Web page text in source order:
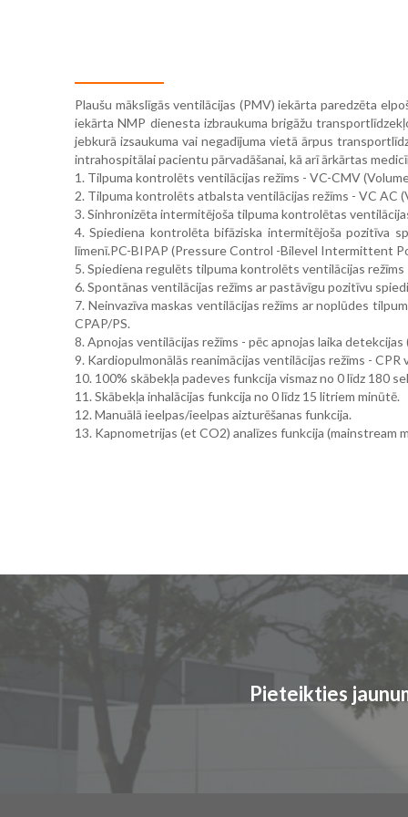
Plaušu mākslīgās ventilācijas (PMV) iekārta paredzēta
iekārta NMP dienesta izbraukuma brigāžu
jebkurā izsaukuma vai negadījuma vietā ārpus
intrahospitālai pacientu pārvadāšanai, kā arī ārkārtas
1. Tilpuma kontrolēts ventilācijas režīms - VC-CMV
2. Tilpuma kontrolēts atbalsta ventilācijas režīms - VC
3. Sinhronizēta intermitējoša tilpuma kontrolētas
4. Spiediena kontrolēta bifāziska intermitējoša pozitīva
līmenī.PC-BIPAP (Pressure Control -Bilevel Intermittent
5. Spiediena regulēts tilpuma kontrolēts ventilācijas
6. Spontānas ventilācijas režīms ar pastāvīgu pozitīvu
7. Neinvazīva maskas ventilācijas režīms ar noplūdes
CPAP/PS.
8. Apnojas ventilācijas režīms - pēc apnojas laika
9. Kardiopulmonālās reanimācijas ventilācijas režīms - CPR
10. 100% skābekļa padeves funkcija vismaz no 0 līdz 180
11. Skābekļa inhalācijas funkcija no 0 līdz 15 litriem minūtē.
12. Manuālā ieelpas/ieelpas aizturēšanas funkcija.
13. Kapnometrijas (et CO2) analīzes funkcija (mainstream
Pieteikties